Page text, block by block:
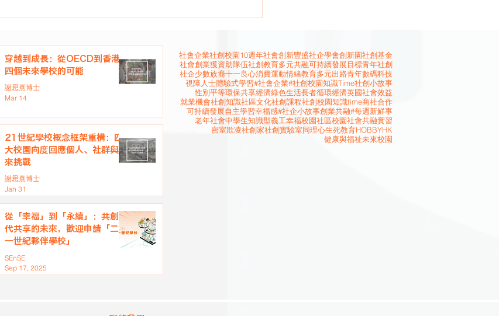
穿越到成長：從OECD到香港
四個未來學校的可能
謝思熹博士
Mar 14
21世紀學校概念框架重構：四
大校園向度回應個人、社群與未
來挑戰
謝思熹博士
Jan 31
從「幸福」到「永續」：共創世
代共享的未來，歡迎申請「二十
一世紀夥伴學校」
SEnSE
Sep 17, 2025
社會企業社創校園10週年社會創新豐盛社企學會創新園社創基金
社會創業獲資助隊伍社創教育多元共融可持續發展目標青年社創
社企少數族裔十一良心消費運動情緒教育多元出路青年數碼科技
視障人士體驗式學習#社會企業#社創校園知識Time社創小故事
性別平等環保共享經濟綠色生活長者循環經濟英國社會效益
就業機會社創知識社區文化社創課程社創校園知識time商社合作
可持續發展自主學習幸福感#社企小故事創業共融#每週新鮮事
老年社會中學生知識型義工幸福校園社區校園社會共融實習
密室欺凌社創家社創實驗室同理心生死教育HOBBYHK
健康與福祉未來校園